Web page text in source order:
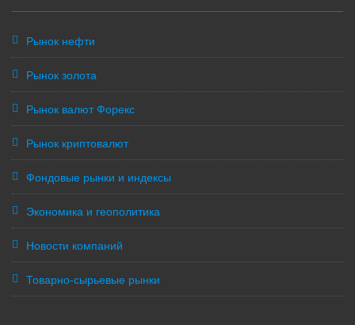
Рынок нефти
Рынок золота
Рынок валют Форекс
Рынок криптовалют
Фондовые рынки и индексы
Экономика и геополитика
Новости компаний
Товарно-сырьевые рынки